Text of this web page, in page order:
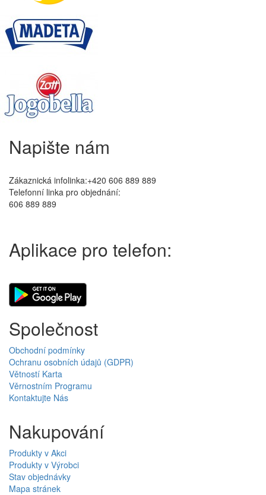
Napište nám
Zákaznická infolinka:+420 606 889 889
Telefonní linka pro objednání:
606 889 889
Aplikace pro telefon:
Společnost
Obchodní podmínky
Ochranu osobních údajů (GDPR)
Větností Karta
Věrnostním Programu
Kontaktujte Nás
Nakupování
Produkty v Akci
Produkty v Výrobci
Stav objednávky
Mapa stránek